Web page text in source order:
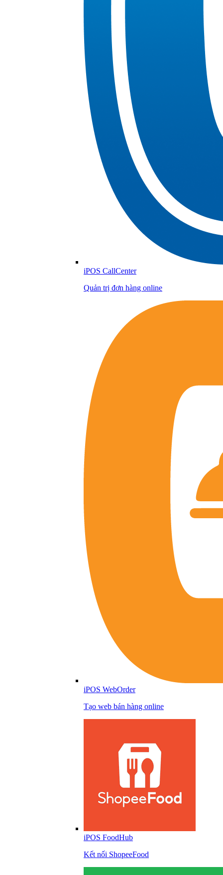
iPOS CallCenter
Quản trị đơn hàng online
iPOS WebOrder
Tạo web bán hàng online
iPOS FoodHub
Kết nối ShopeeFood